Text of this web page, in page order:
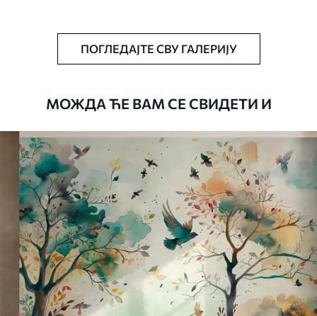
Тапета се може нежно очистити меким
сунђером. Позадине са завршном
водом.
Доступни материјали
Standard
45.0027.00€/m²
Premium
56.6734.00 /m²
ПОГЛЕДАЈТЕ СВУ ГАЛЕРИЈУ
МОЖДА ЋЕ ВАМ СЕ СВИДЕТИ И